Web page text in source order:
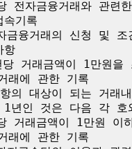
전자금융거래와 관련
기록
융거래의 신청 및 조
항
거래금액이 1만원을
래에 관한 기록
의 대상이 되는 거래
1년인 것은 다음 각 호
거래금액이 1만원 이
래에 관한 기록